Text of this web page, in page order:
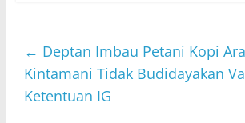
← Deptan Imbau Petani Kopi
Kintamani Tidak Budidayakan
Ketentuan IG